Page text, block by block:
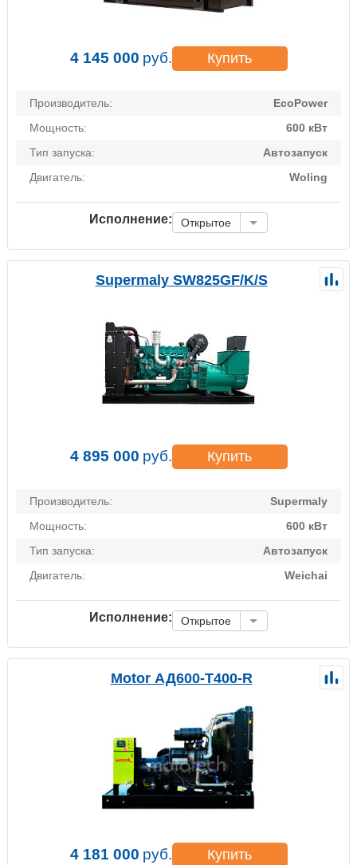
4 145 000 руб. Купить
Производитель:
EcoPower
Мощность:
600 кВт
Тип запуска:
Автозапуск
Двигатель:
Woling
Исполнение: Открытое
Supermaly SW825GF/K/S
4 895 000 руб. Купить
Производитель:
Supermaly
Мощность:
600 кВт
Тип запуска:
Автозапуск
Двигатель:
Weichai
Исполнение: Открытое
Motor АД600-Т400-R
4 181 000 руб. Купить